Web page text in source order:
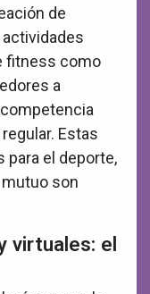
de
fitness como
a
Estas
el deporte,
son
virtuales: el